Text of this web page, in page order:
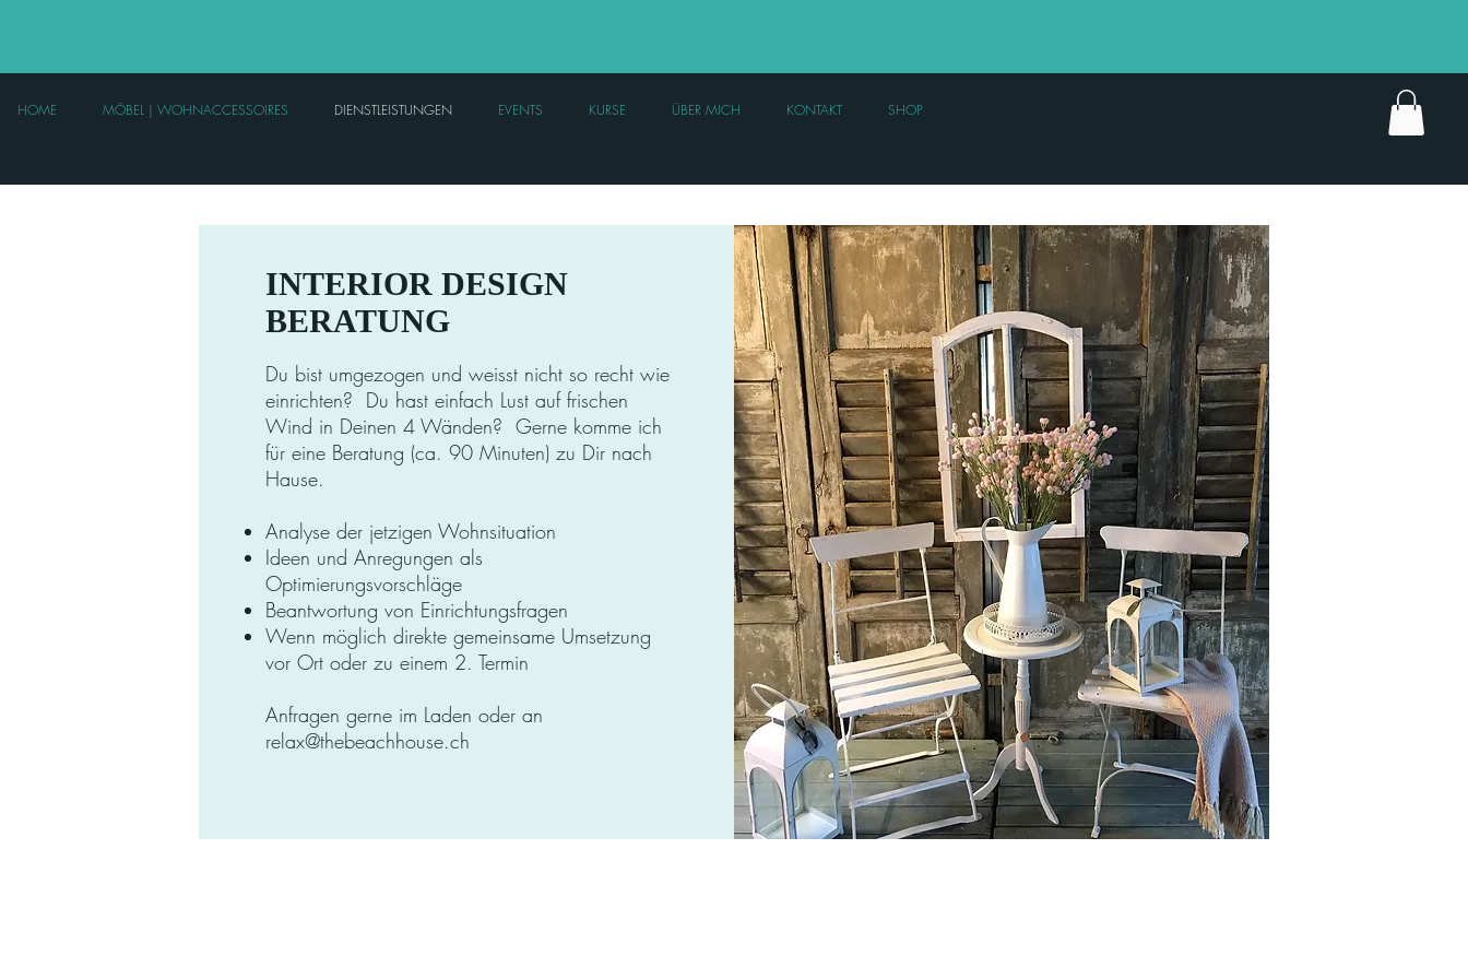
HOME MÖBEL | WOHNACCESSOIRES DIENSTLEISTUNGEN EVENTS KURSE ÜBER MICH KONTAKT SHOP
INTERIOR DESIGN
BERATUNG
Du bist umgezogen und weisst nicht so recht wie
einrichten? Du hast einfach Lust auf frischen
Wind in Deinen 4 Wänden? Gerne komme ich
für eine Beratung (ca. 90 Minuten) zu Dir nach
Hause.
Analyse der jetzigen Wohnsituation
Ideen und Anregungen als
Optimierungsvorschläge
Beantwortung von Einrichtungsfragen
Wenn möglich direkte gemeinsame Umsetzung
vor Ort oder zu einem 2. Termin
Anfragen gerne im Laden oder an
relax@thebeachhouse.ch